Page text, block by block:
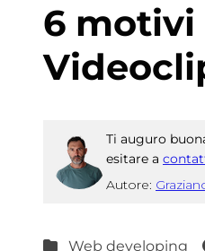
6 motivi
Ti auguro
esitare a
Autore:
Web developing